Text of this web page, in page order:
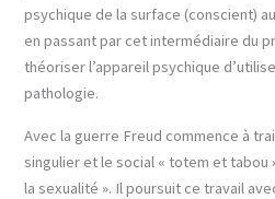
psychique de la surface (conscient)
en passant par cet intermédiaire du
théoriser l’appareil psychique
pathologie.
Avec la guerre Freud commence à
singulier et le social « totem et tabou
la sexualité ». Il poursuit ce travail